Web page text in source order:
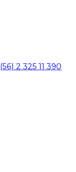
(56) 2 325 11 390